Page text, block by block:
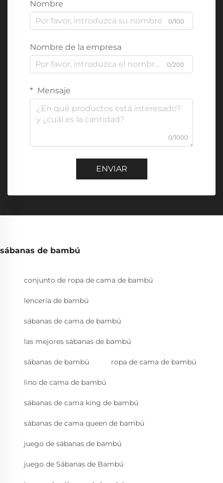
Nombre
0/100
Nombre de la empresa
0/200
Mensaje
0/1000
ENVIAR
sábanas de bambú
conjunto de ropa de cama de bambú
lencería de bambú
sábanas de cama de bambú
las mejores sábanas de bambú
sábanas de bambú ropa de cama de bambú
lino de cama de bambú
sábanas de cama king de bambú
sábanas de cama queen de bambú
juego de sábanas de bambú
juego de Sábanas de Bambú